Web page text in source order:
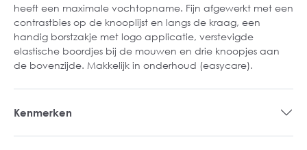
heeft een maximale vochtopname. Fijn afgewerkt met een
contrastbies op de knooplijst en langs de kraag, een
handig borstzakje met logo applicatie, verstevigde
elastische boordjes bij de mouwen en drie knoopjes aan
de bovenzijde. Makkelijk in onderhoud (easycare).
Kenmerken